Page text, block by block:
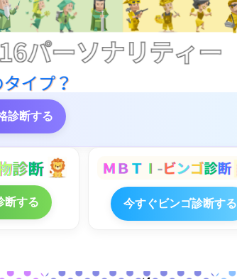
診断する
断する 今すぐビンゴ診断する